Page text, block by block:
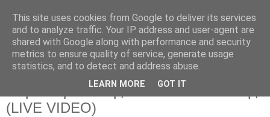
Parakato.gr
Επίθεση αυτοκτονίας με πέντε νεκρούς
στην «καρδιά» της Κωνσταντινούπολης
(LIVE VIDEO)
This site uses cookies from Google to deliver its services
and to analyze traffic. Your IP address and user-agent are
shared with Google along with performance and security
metrics to ensure quality of service, generate usage
statistics, and to detect and address abuse.
LEARN MORE GOT IT